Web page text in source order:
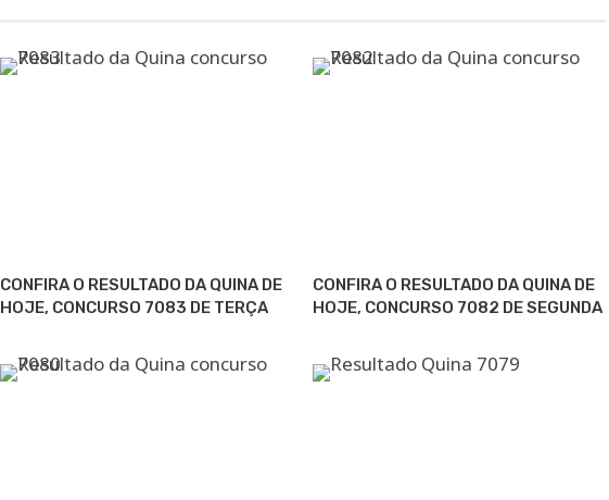
CONFIRA O RESULTADO DA QUINA DE
HOJE, CONCURSO 7083 DE TERÇA
CONFIRA O RESULTADO DA QUINA DE
HOJE, CONCURSO 7082 DE SEGUNDA